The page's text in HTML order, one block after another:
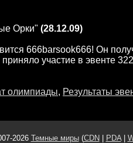
Орки" (28.12.09)
666barsook666! Он
участие в эвенте
олимпиады, Результаты
2026 Темные миры(CDN PDA|